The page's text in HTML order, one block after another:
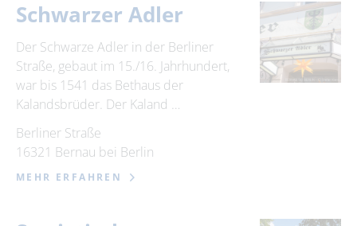
Schwarzer Adler
Der Schwarze Adler in der Berliner
Straße, gebaut im 15./16. Jahrhundert,
war bis 1541 das Bethaus der
Kalandsbrüder. Der Kaland …
Berliner Straße
16321 Bernau bei Berlin
MEHR ERFAHREN